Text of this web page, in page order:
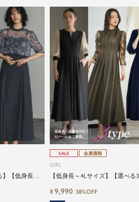
】【低身長さ
セットロン
SALE 会員価格
GIRL
【低身長～4Lサイズ】【選べる
婚式ワンピースドレス
¥9,990 38%OFF